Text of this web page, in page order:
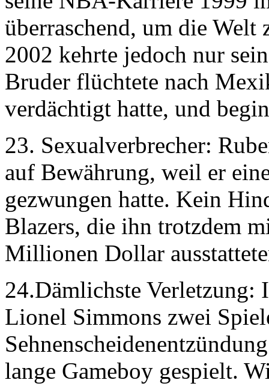
überraschend, um die Welt
2002 kehrte jedoch nur
Bruder flüchtete nach
verdächtigt hatte, und
23. Sexualverbrecher:
auf Bewährung, weil er
gezwungen hatte. Kein
Blazers, die ihn trotzdem
Millionen Dollar
24.Dämlichste Verletzung:
Lionel Simmons zwei
lange Gameboy gespielt.